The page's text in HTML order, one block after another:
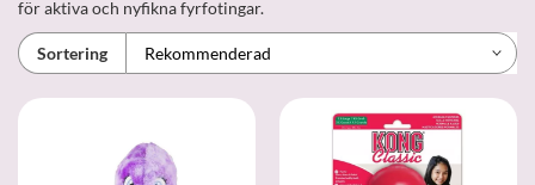
för aktiva och nyfikna fyrfotingar.
Sortering